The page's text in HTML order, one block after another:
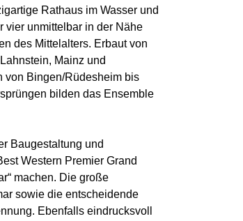
Rathaus im Wasser und
vier unmittelbar in der Nähe
des Mittelalters. Erbaut von
Mainz und
von Bingen/Rüdesheim bis
bilden das Ensemble
Baugestaltung und
Western Premier Grand
machen. Die große
sowie die entscheidende
Ebenfalls eindrucksvoll